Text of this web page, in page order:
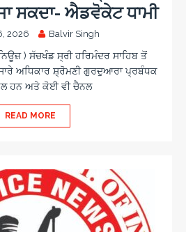
ਸਕਦਾ- ਐਡਵੋਕੇਟ ਧਾਮੀ
2026 Balvir Singh
) ਸੱਚਖੰਡ ਸ੍ਰੀ ਹਰਿਮੰਦਰ ਸਾਹਿਬ ਤੋਂ
ਅਧਿਕਾਰ ਸ਼੍ਰੋਮਣੀ ਗੁਰਦੁਆਰਾ ਪ੍ਰਬੰਧਕ
ਹਨ ਅਤੇ ਕੋਈ ਵੀ ਚੈਨਲ
READ MORE